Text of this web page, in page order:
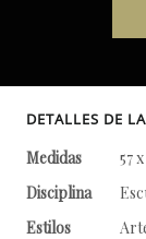
DETALLES DE
Medidas
57
Disciplina
Estilos